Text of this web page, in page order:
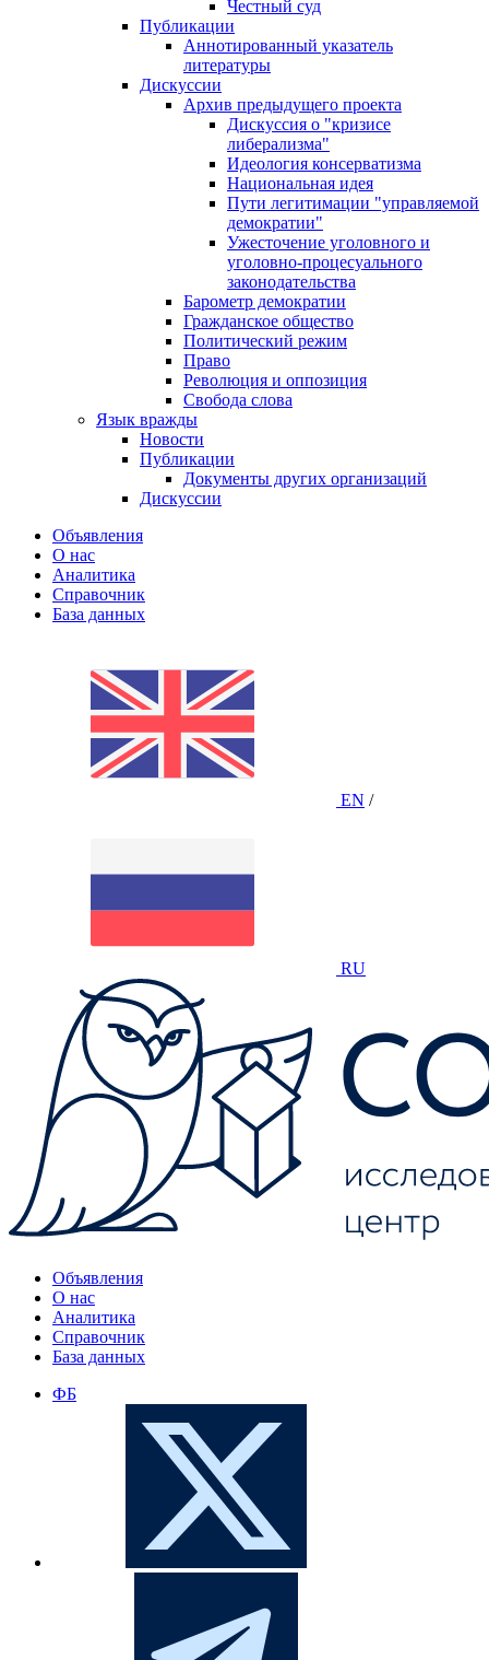
Честный суд
Публикации
Аннотированный указатель
литературы
Дискуссии
Архив предыдущего проекта
Дискуссия о "кризисе
либерализма"
Идеология консерватизма
Национальная идея
Пути легитимации "управляемой
демократии"
Ужесточение уголовного и
уголовно-процесуального
законодательства
Барометр демократии
Гражданское общество
Политический режим
Право
Революция и оппозиция
Свобода слова
Язык вражды
Новости
Публикации
Документы других организаций
Дискуссии
Объявления
О нас
Аналитика
Справочник
База данных
EN /
RU
Объявления
О нас
Аналитика
Справочник
База данных
ФБ